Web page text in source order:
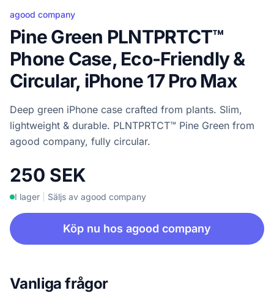
agood company
Pine Green PLNTPRTCT™
Phone Case, Eco-Friendly &
Circular, iPhone 17 Pro Max
Deep green iPhone case crafted from plants. Slim,
lightweight & durable. PLNTPRTCT™ Pine Green from
agood company, fully circular.
250 SEK
I lager Säljs av agood company
Köp nu hos agood company
Vanliga frågor